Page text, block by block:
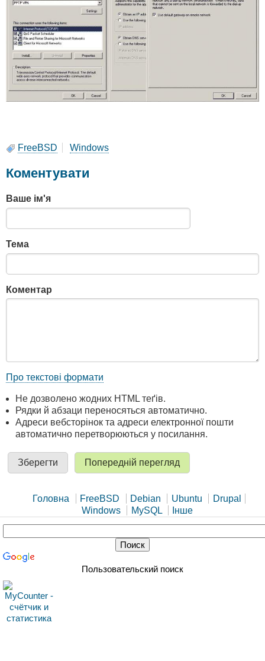
FreeBSD Windows
Коментувати
Ваше ім'я
Тема
Коментар
Про текстові формати
Не дозволено жодних HTML теґів.
Рядки й абзаци переносяться автоматично.
Адреси вебсторінок та адреси електронної пошти
автоматично перетворюються у посилання.
Головна FreeBSD Debian Ubuntu
Drupal
Windows
MySQL Інше
Пользовательский поиск